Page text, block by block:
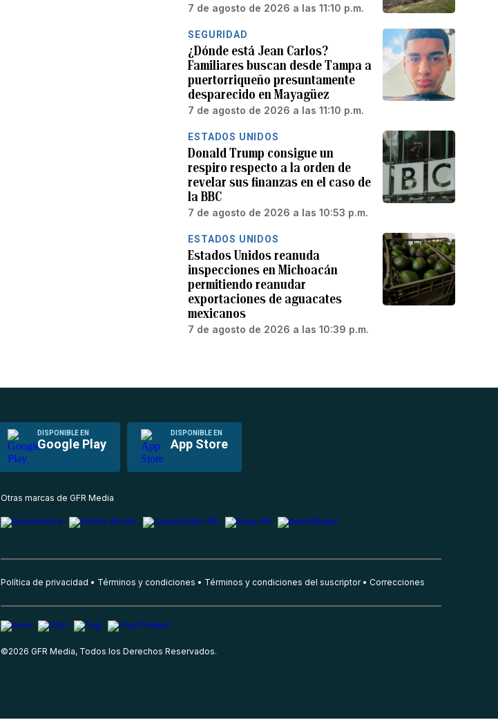
7 de agosto de 2026 a las 11:10 p.m.
SEGURIDAD
¿Dónde está Jean Carlos?
Familiares buscan desde Tampa a
puertorriqueño presuntamente
desparecido en Mayagüez
7 de agosto de 2026 a las 11:10 p.m.
ESTADOS UNIDOS
Donald Trump consigue un
respiro respecto a la orden de
revelar sus finanzas en el caso de
la BBC
7 de agosto de 2026 a las 10:53 p.m.
ESTADOS UNIDOS
Estados Unidos reanuda
inspecciones en Michoacán
permitiendo reanudar
exportaciones de aguacates
mexicanos
7 de agosto de 2026 a las 10:39 p.m.
DISPONIBLE EN
Google Play
DISPONIBLE EN
App Store
Otras marcas de GFR Media
Política de privacidad Términos y condiciones Términos y condiciones del suscriptor Correcciones
©2026 GFR Media, Todos los Derechos Reservados.